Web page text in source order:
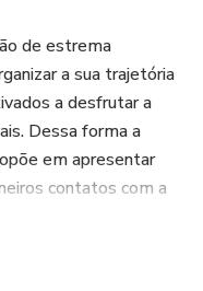
de estrema
a sua trajetória
a desfrutar a
Dessa forma a
em apresentar
contatos com a
dos